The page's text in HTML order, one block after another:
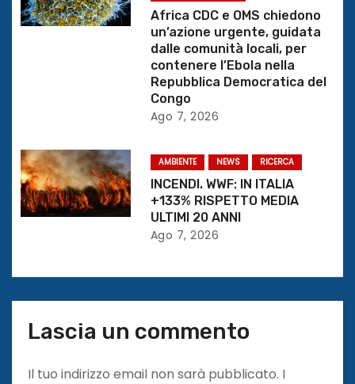
t
l
i
Africa CDC e OMS chiedono
un’azione urgente, guidata
dalle comunità locali, per
contenere l’Ebola nella
Repubblica Democratica del
Congo
Ago 7, 2026
AMBIENTE NEWS RICERCA
INCENDI. WWF: IN ITALIA
+133% RISPETTO MEDIA
ULTIMI 20 ANNI
Ago 7, 2026
Lascia un commento
Il tuo indirizzo email non sarà pubblicato. I